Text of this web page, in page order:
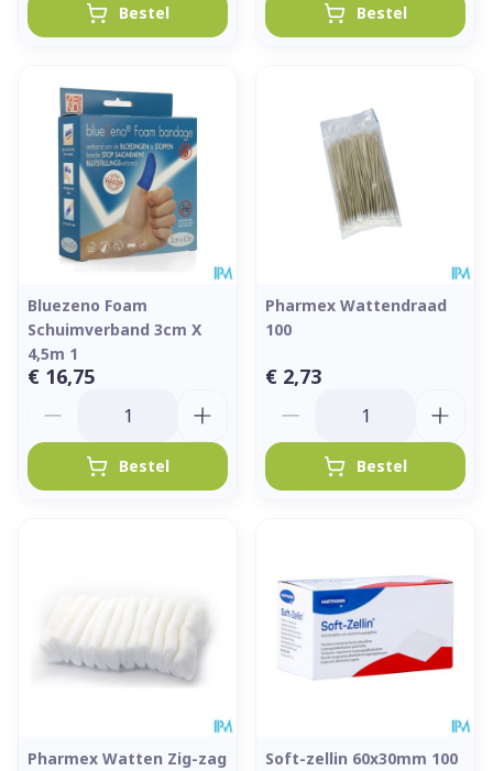
Bestel Bestel
Bluezeno Foam
Schuimverband 3cm X
4,5m 1
€ 16,75
Bestel
Pharmex Wattendraad
100
€ 2,73
Bestel
Pharmex Watten Zig-zag
Soft-zellin 60x30mm 100